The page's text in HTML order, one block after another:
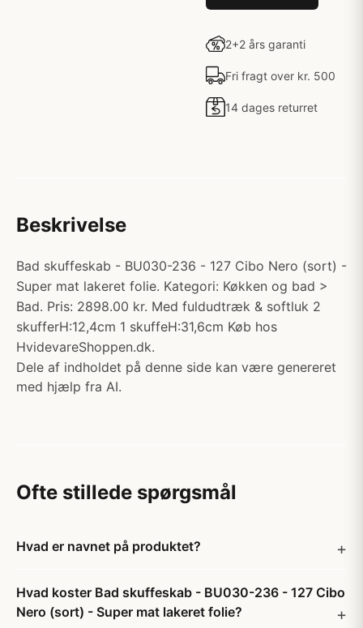
2+2 års garanti
Fri fragt over kr. 500
14 dages returret
Beskrivelse
Bad skuffeskab - BU030-236 - 127 Cibo Nero (sort) -
Super mat lakeret folie. Kategori: Køkken og bad >
Bad. Pris: 2898.00 kr. Med fuldudtræk & softluk 2
skufferH:12,4cm 1 skuffeH:31,6cm Køb hos
HvidevareShoppen.dk.
Dele af indholdet på denne side kan være genereret
med hjælp fra AI.
Ofte stillede spørgsmål
Hvad er navnet på produktet?
Hvad koster Bad skuffeskab - BU030-236 - 127 Cibo
Nero (sort) - Super mat lakeret folie?